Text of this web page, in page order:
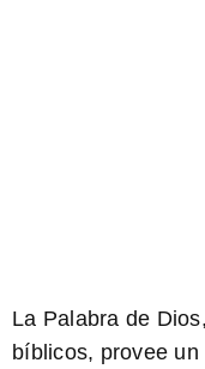
La Palabra de
bíblicos, provee